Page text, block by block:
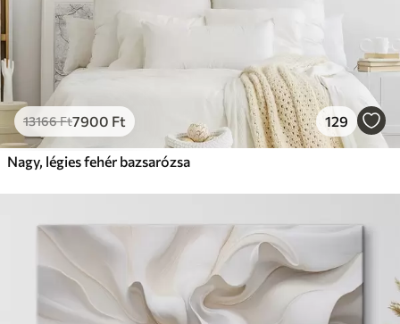
13166Ft7900 Ft 129
Nagy, légies fehér bazsarózsa